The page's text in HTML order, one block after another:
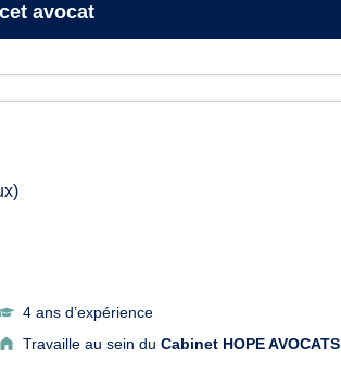
cet avocat
4 ans d’expérience
Travaille au sein du Cabinet HOPE AVOCATS